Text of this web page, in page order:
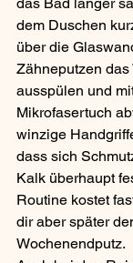
dem Duschen
über die
Zähneputzen das
ausspülen und
Mikrofasertuch
winzige
dass sich
Kalk überhaupt
Routine kostet
dir aber später
Wochenendputz.